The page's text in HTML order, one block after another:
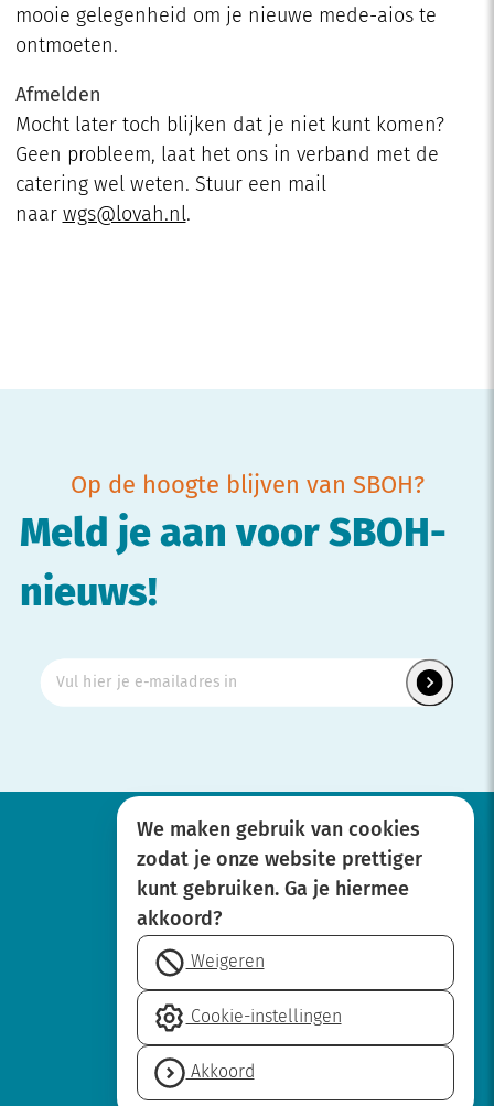
mooie gelegenheid om je nieuwe mede-aios te
ontmoeten.
Afmelden
Mocht later toch blijken dat je niet kunt komen?
Geen probleem, laat het ons in verband met de
catering wel weten. Stuur een mail
naar wgs@lovah.nl.
Op de hoogte blijven van SBOH?
Meld je aan voor SBOH-
nieuws!
Werken bij
Over SBOH
Privacyverklaring
Disclaimer
Cookie-
Neem contact op
We maken gebruik van cookies
zodat je onze website prettiger
kunt gebruiken. Ga je hiermee
akkoord?
Weigeren
Cookie-instellingen
Akkoord